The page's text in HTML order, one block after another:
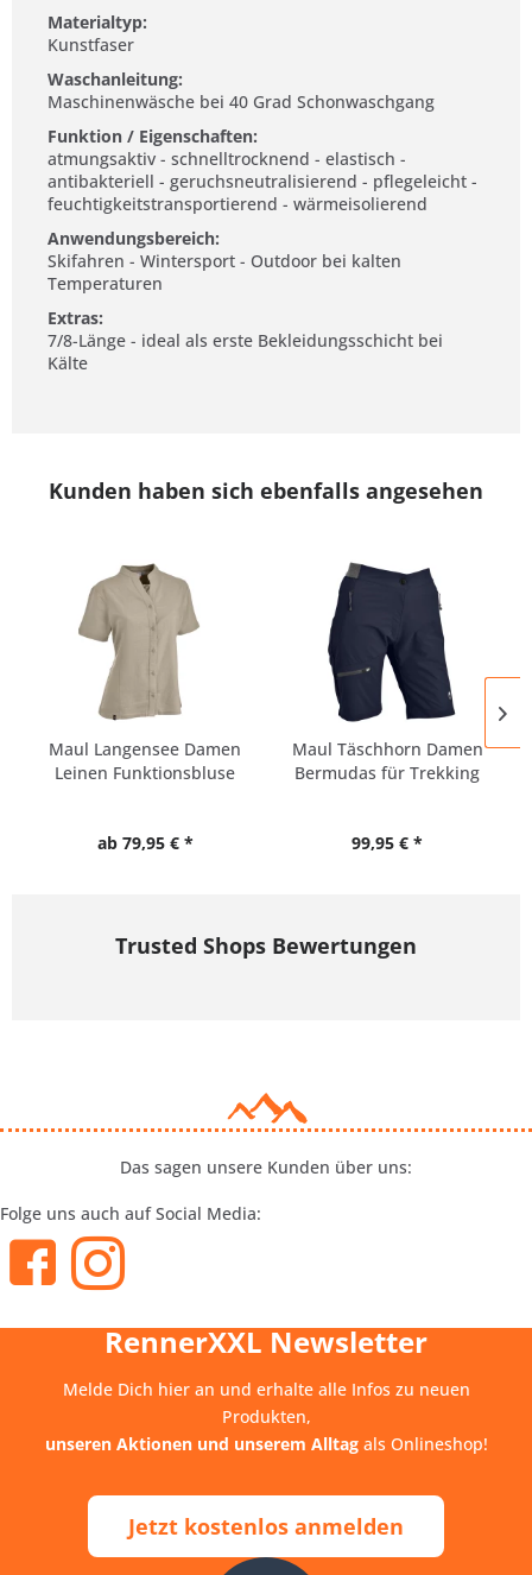
Materialtyp:
Kunstfaser
Waschanleitung:
Maschinenwäsche bei 40 Grad Schonwaschgang
Funktion / Eigenschaften:
atmungsaktiv - schnelltrocknend - elastisch -
antibakteriell - geruchsneutralisierend - pflegeleicht -
feuchtigkeitstransportierend - wärmeisolierend
Anwendungsbereich:
Skifahren - Wintersport - Outdoor bei kalten
Temperaturen
Extras:
7/8-Länge - ideal als erste Bekleidungsschicht bei
Kälte
Kunden haben sich ebenfalls angesehen
Maul Langensee Damen
Leinen Funktionsbluse
ab 79,95 € *
Maul Täschhorn Damen
Bermudas für Trekking
99,95 € *
Trusted Shops Bewertungen
Das sagen unsere Kunden über uns:
Folge uns auch auf Social Media:
RennerXXL Newsletter
Melde Dich hier an und erhalte alle Infos zu neuen
Produkten,
unseren Aktionen und unserem Alltagals Onlineshop!
Jetzt kostenlos anmelden